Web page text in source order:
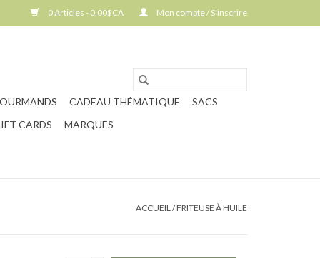
0 Articles - 0,00$CA Mon compte / S'inscrire
CADEAU THÉMATIQUE
SACS
CARDS
MARQUES
ACCUEIL/FRITEUSE À HUILE